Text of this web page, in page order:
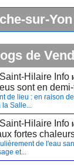
sur-Yon
de
Hilaire Info
sont en
de lieu : en raison
Salle...
Hilaire Info
fortes
de l'eau
et...